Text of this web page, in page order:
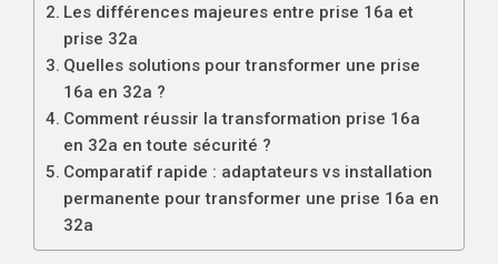
Les différences majeures entre prise 16a et
prise 32a
Quelles solutions pour transformer une prise
16a en 32a ?
Comment réussir la transformation prise 16a
en 32a en toute sécurité ?
Comparatif rapide : adaptateurs vs installation
permanente pour transformer une prise 16a en
32a